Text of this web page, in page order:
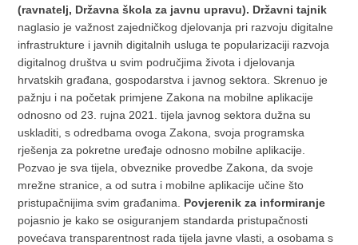
(ravnatelj, Državna škola za javnu upravu). Državni tajnik
naglasio je važnost zajedničkog djelovanja pri razvoju digitalne
infrastrukture i javnih digitalnih usluga te popularizaciji razvoja
digitalnog društva u svim područjima života i djelovanja
hrvatskih građana, gospodarstva i javnog sektora. Skrenuo je
pažnju i na početak primjene Zakona na mobilne aplikacije
odnosno od 23. rujna 2021. tijela javnog sektora dužna su
uskladiti, s odredbama ovoga Zakona, svoja programska
rješenja za pokretne uređaje odnosno mobilne aplikacije.
Pozvao je sva tijela, obveznike provedbe Zakona, da svoje
mrežne stranice, a od sutra i mobilne aplikacije učine što
pristupačnijima svim građanima. Povjerenik za informiranje
pojasnio je kako se osiguranjem standarda pristupačnosti
povećava transparentnost rada tijela javne vlasti, a osobama s